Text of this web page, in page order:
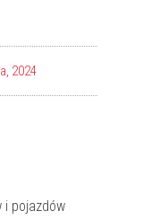
2024
i pojazdów